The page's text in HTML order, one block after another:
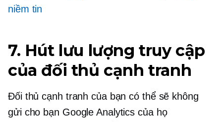
niềm tin
7. Hút lưu lượng truy cập
của đối thủ cạnh tranh
Đối thủ cạnh tranh của bạn có thể sẽ không
gửi cho bạn Google Analytics của họ